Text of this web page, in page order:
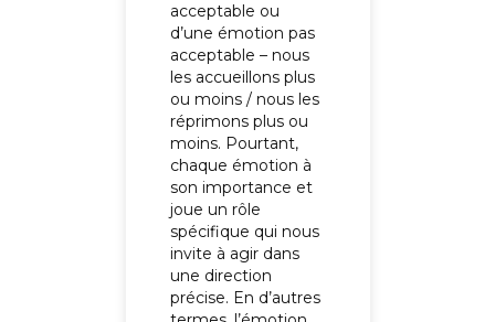
acceptable ou
d’une émotion pas
acceptable – nous
les accueillons plus
ou moins / nous les
réprimons plus ou
moins. Pourtant,
chaque émotion à
son importance et
joue un rôle
spécifique qui nous
invite à agir dans
une direction
précise. En d’autres